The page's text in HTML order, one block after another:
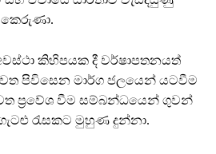
කිහිපයක දී වර්ෂාපතනයත්
පිවිසෙන මාර්ග ජලයෙන් යටවීම
ප්‍රවේශ වීම සම්බන්ධයෙන් ගුවන්
රැසකට මුහුණ දුන්නා.